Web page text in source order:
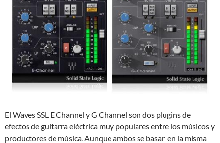
El Waves SSL E Channel y G Channel son dos plugins de
efectos de guitarra eléctrica muy populares entre los músicos y
productores de música. Aunque ambos se basan en la misma